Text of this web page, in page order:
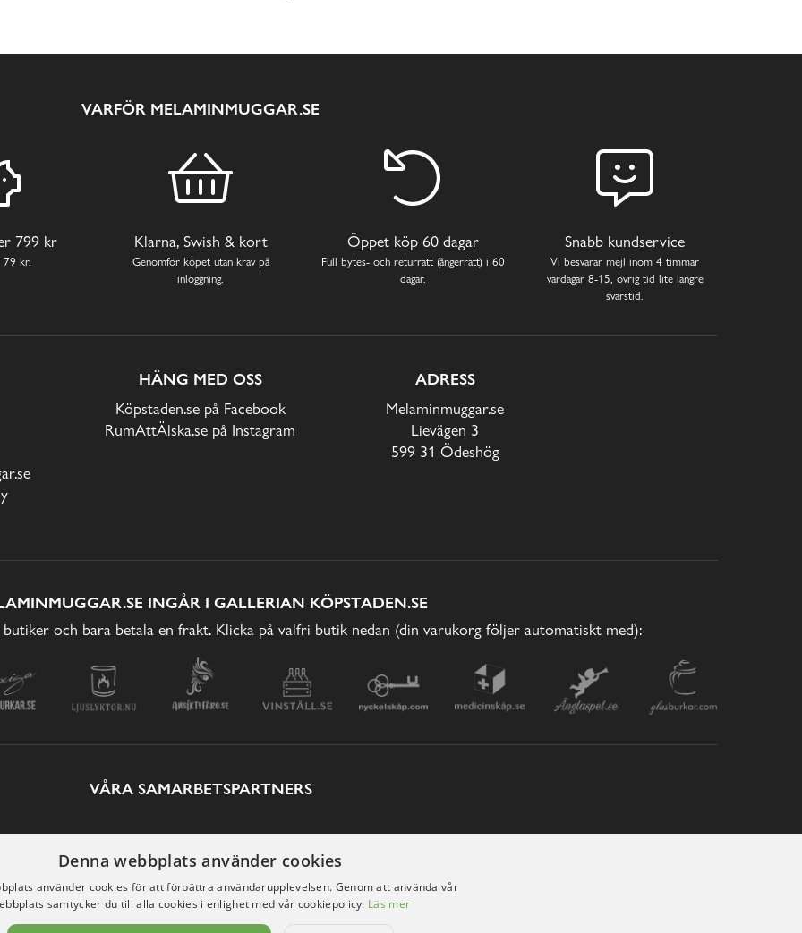
VARFÖR MELAMINMUGGAR.SE
799 kr
79 kr.
Klarna, Swish & kort
Genomför köpet utan krav på
inloggning.
Öppet köp 60 dagar
Full bytes- och returrätt (ångerrätt) i 60
dagar.
Snabb kundservice
Vi besvarar mejl inom 4 timmar
vardagar 8-15, övrig tid lite längre
svarstid.
HÄNG MED OSS
Köpstaden.se på Facebook
RumAttÄlska.se på Instagram
ADRESS
Melaminmuggar.se
Lievägen 3
599 31 Ödeshög
INGÅR I GALLERIAN KÖPSTADEN.SE
och bara betala en frakt. Klicka på valfri butik nedan (din varukorg följer automatiskt med):
VÅRA SAMARBETSPARTNERS
Denna webbplats använder cookies
använder cookies för att förbättra användarupplevelsen. Genom att använda vår
samtycker du till alla cookies i enlighet med vår cookiepolicy. Läs mer